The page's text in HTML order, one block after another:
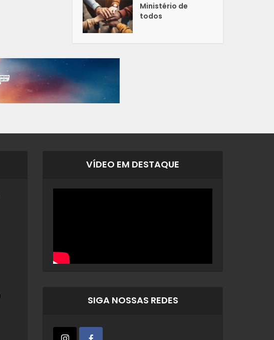
Ministério de
todos
VÍDEO EM DESTAQUE
SIGA NOSSAS REDES